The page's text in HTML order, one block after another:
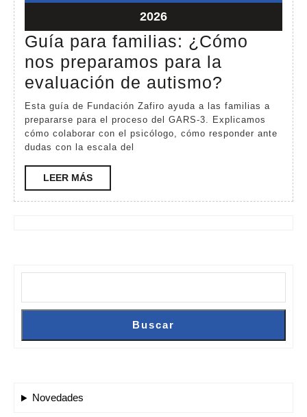
2026
2026marzo
2,
2026
Guía para familias: ¿Cómo
nos preparamos para la
evaluación de autismo?
para
familias:
¿Cómo
para
Esta guía de Fundación Zafiro ayuda a las familias a
prepararse para el proceso del GARS-3. Explicamos
cómo colaborar con el psicólogo, cómo responder ante
dudas con la escala del
LEER MÁSLEER
MÁS
Buscar
Novedades